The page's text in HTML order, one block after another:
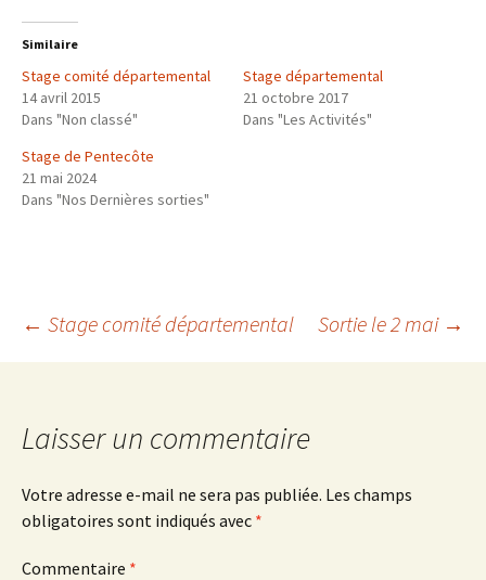
Similaire
Stage comité départemental
14 avril 2015
Dans "Non classé"
Stage départemental
21 octobre 2017
Dans "Les Activités"
Stage de Pentecôte
21 mai 2024
Dans "Nos Dernières sorties"
Navigation
articles
← Stage comité départemental Sortie le 2 mai →
Laisser un commentaire
Votre adresse e-mail ne sera pas publiée. Les champs
obligatoires sont indiqués avec *
Commentaire *